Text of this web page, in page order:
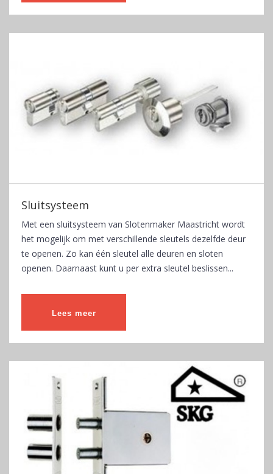
Sluitsysteem
Met een sluitsysteem van Slotenmaker Maastricht wordt
het mogelijk om met verschillende sleutels dezelfde deur
te openen. Zo kan één sleutel alle deuren en sloten
openen. Daarnaast kunt u per extra sleutel beslissen...
Lees meer